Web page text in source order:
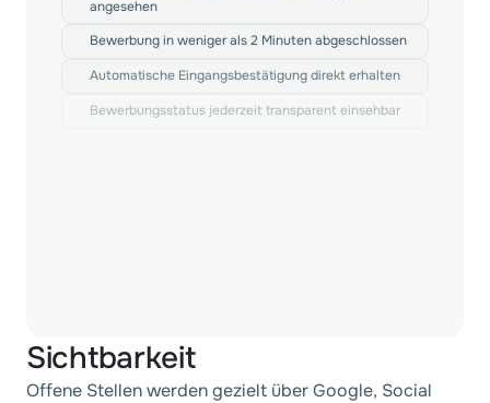
angesehen
Bewerbung in weniger als 2 Minuten abgeschlossen
Automatische Eingangsbestätigung direkt erhalten
Bewerbungsstatus jederzeit transparent einsehbar
Sichtbarkeit
Offene Stellen werden gezielt über Google, Social